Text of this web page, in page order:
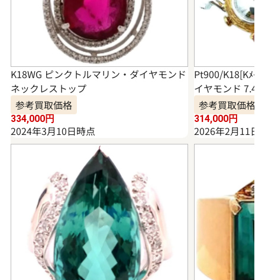
K18WG ピンクトルマリン・ダイヤモンド
ネックレストップ
参考買取価格
334,000円
2024年3月10日時点
Pt900/K18[Kﾒｲ
イヤモンド 7.4
参考買取価格
314,000円
2026年2月11日